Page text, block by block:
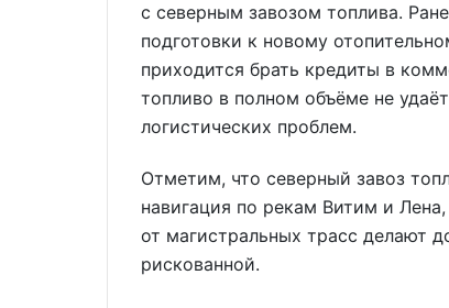
с северным завозом топлива.
подготовки к новому
приходится брать кредиты в
топливо в полном объёме не
логистических проблем.
Отметим, что северный завоз
навигация по рекам Витим и
от магистральных трасс делают
рискованной.